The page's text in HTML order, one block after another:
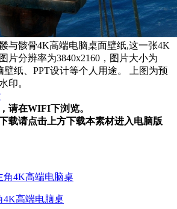
与骸骨4K高端电脑桌面壁纸,这一张4K
片分辨率为3840x2160，图片大小为
壁纸、PPT设计等个人用途。 上图为预
印。
请在WIFI下浏览。
载请点击上方下载本素材进入电脑版
4K高端电脑桌